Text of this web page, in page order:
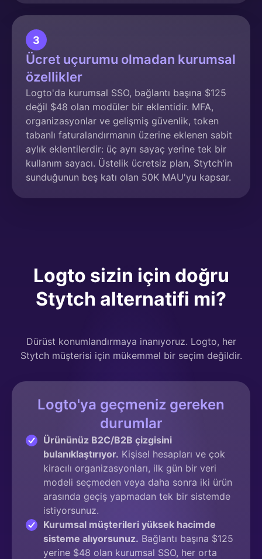
3
Ücret uçurumu olmadan kurumsal
özellikler
Logto'da kurumsal SSO, bağlantı başına $125
değil $48 olan modüler bir eklentidir. MFA,
organizasyonlar ve gelişmiş güvenlik, token
tabanlı faturalandırmanın üzerine eklenen sabit
aylık eklentilerdir: üç ayrı sayaç yerine tek bir
kullanım sayacı. Üstelik ücretsiz plan, Stytch'in
sunduğunun beş katı olan 50K MAU'yu kapsar.
Logto sizin için doğru
Stytch alternatifi mi?
Dürüst konumlandırmaya inanıyoruz. Logto, her
Stytch müşterisi için mükemmel bir seçim değildir.
Logto'ya geçmeniz gereken
durumlar
Ürününüz B2C/B2B çizgisini
bulanıklaştırıyor. Kişisel hesapları ve çok
kiracılı organizasyonları, ilk gün bir veri
modeli seçmeden veya daha sonra iki ürün
arasında geçiş yapmadan tek bir sistemde
istiyorsunuz.
Kurumsal müşterileri yüksek hacimde
sisteme alıyorsunuz. Bağlantı başına $125
yerine $48 olan kurumsal SSO, her orta